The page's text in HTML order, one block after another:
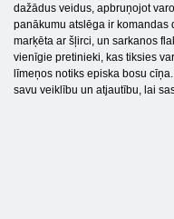
dažādus veidus, apbruņojot
panākumu atslēga ir komandas
marķēta ar šļirci, un sarkanos
vienīgie pretinieki, kas tiksies
līmeņos notiks episka bosu
savu veiklību un atjautību, lai